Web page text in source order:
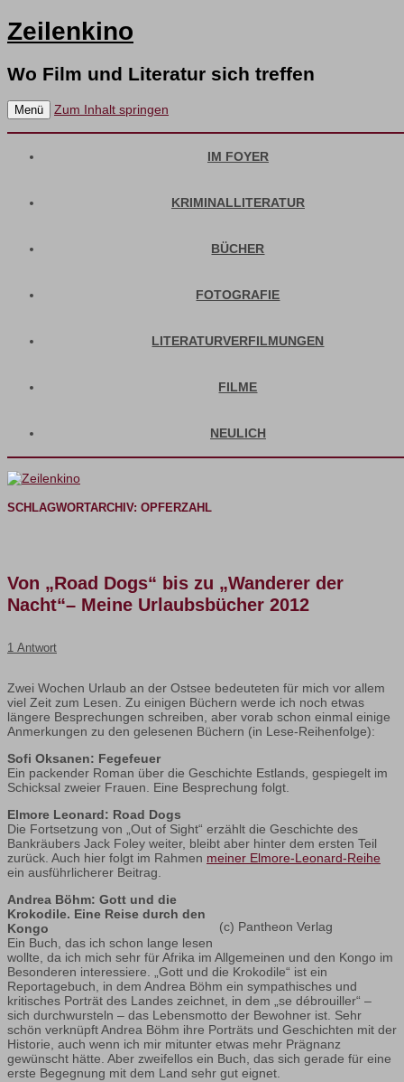
Zeilenkino
Wo Film und Literatur sich treffen
Menü Zum Inhalt springen
IM FOYER
KRIMINALLITERATUR
BÜCHER
FOTOGRAFIE
LITERATURVERFILMUNGEN
FILME
NEULICH
SCHLAGWORTARCHIV: OPFERZAHL
Von „Road Dogs“ bis zu „Wanderer der
Nacht“– Meine Urlaubsbücher 2012
1 Antwort
Zwei Wochen Urlaub an der Ostsee bedeuteten für mich vor allem
viel Zeit zum Lesen. Zu einigen Büchern werde ich noch etwas
längere Besprechungen schreiben, aber vorab schon einmal einige
Anmerkungen zu den gelesenen Büchern (in Lese-Reihenfolge):
Sofi Oksanen: Fegefeuer
Ein packender Roman über die Geschichte Estlands, gespiegelt im
Schicksal zweier Frauen. Eine Besprechung folgt.
Elmore Leonard: Road Dogs
Die Fortsetzung von „Out of Sight“ erzählt die Geschichte des
Bankräubers Jack Foley weiter, bleibt aber hinter dem ersten Teil
zurück. Auch hier folgt im Rahmen meiner Elmore-Leonard-Reihe
ein ausführlicherer Beitrag.
(c) Pantheon Verlag
Andrea Böhm: Gott und die
Krokodile. Eine Reise durch den
Kongo
Ein Buch, das ich schon lange lesen
wollte, da ich mich sehr für Afrika im Allgemeinen und den Kongo im
Besonderen interessiere. „Gott und die Krokodile“ ist ein
Reportagebuch, in dem Andrea Böhm ein sympathisches und
kritisches Porträt des Landes zeichnet, in dem „se débrouiller“ –
sich durchwursteln – das Lebensmotto der Bewohner ist. Sehr
schön verknüpft Andrea Böhm ihre Porträts und Geschichten mit der
Historie, auch wenn ich mir mitunter etwas mehr Prägnanz
gewünscht hätte. Aber zweifellos ein Buch, das sich gerade für eine
erste Begegnung mit dem Land sehr gut eignet.